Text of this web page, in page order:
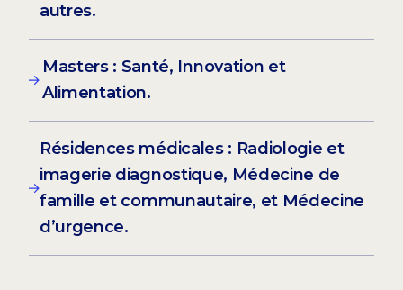
autres.
Masters : Santé, Innovation et
Alimentation.
Résidences médicales : Radiologie et
imagerie diagnostique, Médecine de
famille et communautaire, et Médecine
d’urgence.